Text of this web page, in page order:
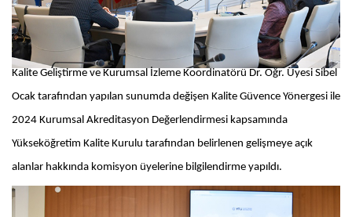
Kalite Geliştirme ve Kurumsal İzleme Koordinatörü Dr. Öğr. Üyesi Sibel
Ocak tarafından yapılan sunumda değişen Kalite Güvence Yönergesi ile
2024 Kurumsal Akreditasyon Değerlendirmesi kapsamında
Yükseköğretim Kalite Kurulu tarafından belirlenen gelişmeye açık
alanlar hakkında komisyon üyelerine bilgilendirme yapıldı.